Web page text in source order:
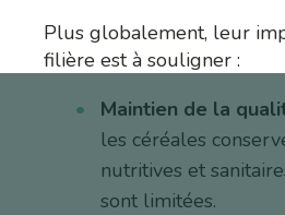
Plus globalement, leur
filière est à souligner :
Maintien de la
les céréales
nutritives et
sont limitées.